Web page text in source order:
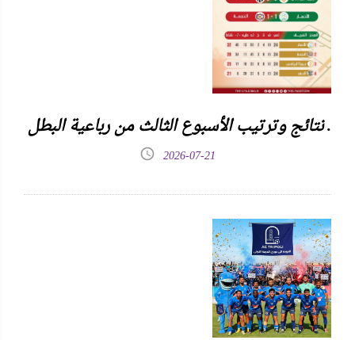
نتائج وترتيب الأسبوع الثالث من رباعية البطل .
2026-07-21